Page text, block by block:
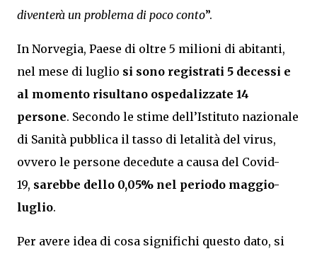
diventerà un problema di poco conto”.
In Norvegia, Paese di oltre 5 milioni di abitanti,
nel mese di luglio si sono registrati 5 decessi e
al momento risultano ospedalizzate 14
persone. Secondo le stime dell’Istituto nazionale
di Sanità pubblica il tasso di letalità del virus,
ovvero le persone decedute a causa del Covid-
19, sarebbe dello 0,05% nel periodo maggio-
luglio.
Per avere idea di cosa significhi questo dato, si